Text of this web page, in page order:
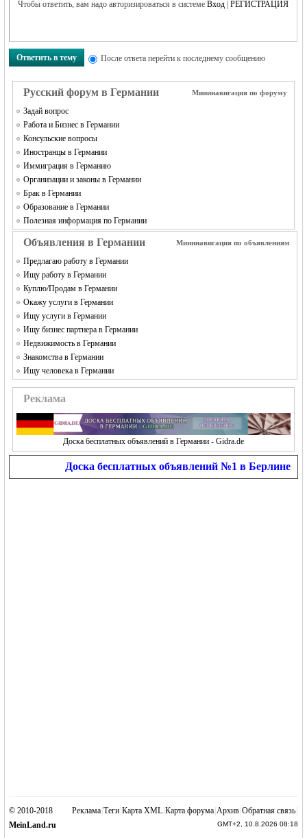
Чтобы ответить, вам надо авторизироваться в системеВход |РЕГИСТРАЦИЯ
Ответить в тему После ответа перейти к последнему сообщению
Русский форум в Германии Мининавигация по форуму
Задай вопрос
Работа и Бизнес в Германии
Консульские вопросы
Иностранцы в Германии
Иммиграция в Германию
Организации и законы в Германии
Брак в Германии
Образование в Германии
Полезная информация по Германии
Объявления в Германии Мининавигация по объявлениям
Предлагаю работу в Германии
Ищу работу в Германии
Куплю/Продам в Германии
Окажу услуги в Германии
Ищу услуги в Германии
Ищу бизнес партнера в Германии
Недвижимость в Германии
Знакомства в Германии
Ищу человека в Германии
Реклама
Доска бесплатных объявлений в Германии - Gidra.de
Доска бесплатных объявлений №1 в Берлине
Реклама Теги Карта XML Карта форума Архив Обратная связь
GMT+2, 10.8.2026 08:18
© 2010-2018
MeinLand.ru